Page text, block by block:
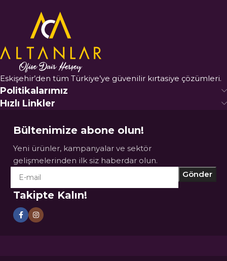
Eskişehir’den tüm Türkiye’ye güvenilir kırtasiye çözümleri.
Politikalarımız
Hızlı Linkler
Bültenimize abone olun!
Yeni ürünler, kampanyalar ve sektör
gelişmelerinden ilk siz haberdar olun.
Takipte Kalın!